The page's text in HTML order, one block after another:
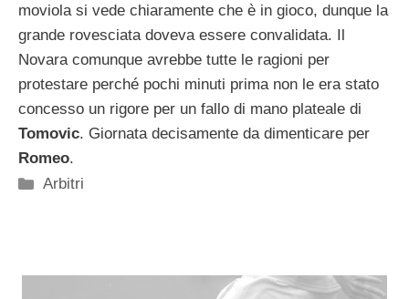
moviola si vede chiaramente che è in gioco, dunque la
grande rovesciata doveva essere convalidata. Il
Novara comunque avrebbe tutte le ragioni per
protestare perché pochi minuti prima non le era stato
concesso un rigore per un fallo di mano plateale di
Tomovic. Giornata decisamente da dimenticare per
Romeo.
Categorie
Arbitri